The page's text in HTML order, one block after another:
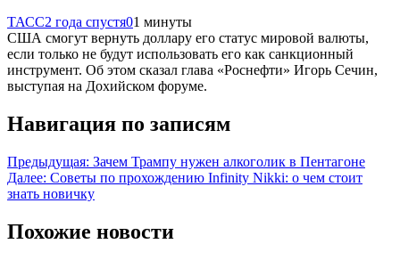
ТАСС2 года спустя01 минуты
США смогут вернуть доллару его статус мировой валюты,
если только не будут использовать его как санкционный
инструмент. Об этом сказал глава «Роснефти» Игорь Сечин,
выступая на Дохийском форуме.
Навигация по записям
Предыдущая: Зачем Трампу нужен алкоголик в Пентагоне
Далее: Советы по прохождению Infinity Nikki: о чем стоит
знать новичку
Похожие новости